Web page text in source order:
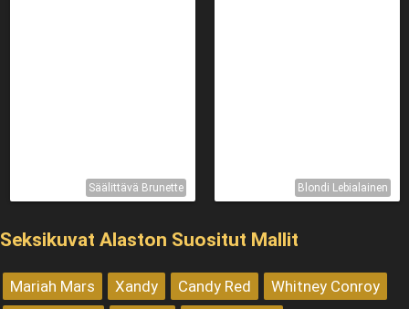
Säälittävä Brunette Blondi Lebialainen
Seksikuvat Alaston Suositut Mallit
Mariah Mars Xandy Candy Red
Whitney Conroy